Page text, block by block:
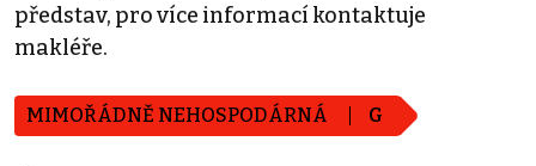
představ, pro více informací kontaktuje
makléře.
MIMOŘÁDNĚ NEHOSPODÁRNÁ G